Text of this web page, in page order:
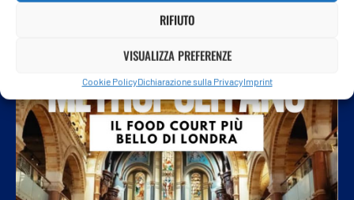
RIFIUTO
VISUALIZZA PREFERENZE
Cookie PolicyDichiarazione sulla PrivacyImprint